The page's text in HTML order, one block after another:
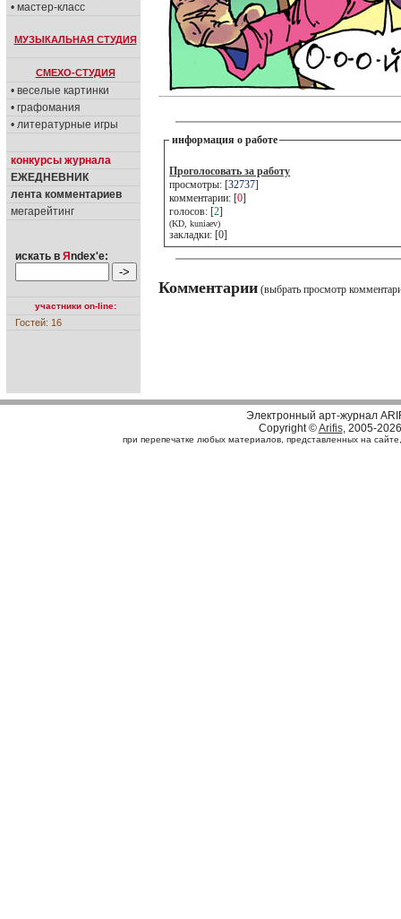
• мастер-класс
МУЗЫКАЛЬНАЯ СТУДИЯ
СМЕХО-СТУДИЯ
• веселые картинки
• графомания
• литературные игры
конкурсы журнала
ЕЖЕДНЕВНИК
лента комментариев
мегарейтинг
искать в Я ndex'е:
участники on-line:
Гостей: 16
информация о работе
Проголосовать за работу
просмотры: [32737]
комментарии: [0]
голосов: [2]
(KD, kuniaev)
закладки: [0]
Комментарии (выбрать просмотр
Электронный арт-журнал
Copyright ©Arifis, 2005-2026
при перепечатке любых материалов, представленных на